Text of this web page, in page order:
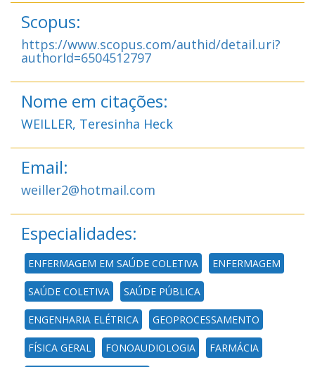
Scopus:
https://www.scopus.com/authid/detail.uri?
authorId=6504512797
Nome em citações:
WEILLER, Teresinha Heck
Email:
weiller2@hotmail.com
Especialidades:
ENFERMAGEM EM SAÚDE COLETIVA ENFERMAGEM
SAÚDE COLETIVA SAÚDE PÚBLICA
ENGENHARIA ELÉTRICA GEOPROCESSAMENTO
FÍSICA GERAL FONOAUDIOLOGIA FARMÁCIA